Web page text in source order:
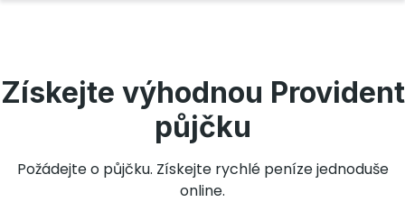
Získejte výhodnou Provident
půjčku
Požádejte o půjčku. Získejte rychlé peníze jednoduše
online.